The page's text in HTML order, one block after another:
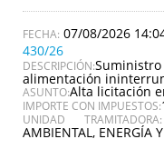
07/08/2026
430/26
DESCRIPCIÓN:
alimentación
ASUNTO:Alta licitación
IMPORTE CON IMPUESTOS:
UNIDAD
AMBIENTAL, ENERGÍA